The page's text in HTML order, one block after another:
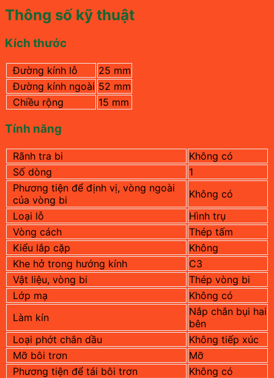
Thông số kỹ thuật
Kích thước
Đường kính lỗ
25 mm
Đường kính ngoài 52 mm
Chiều rộng
15 mm
Tính năng
Rãnh tra bi
Không có
Số dòng
1
Phương tiện để định vị, vòng ngoài
của vòng bi
Không có
Loại lỗ
Hình trụ
Vòng cách
Thép tấm
Kiểu lắp cặp
Không
Khe hở trong hướng kính
C3
Vật liệu, vòng bi
Thép vòng bi
Lớp mạ
Không có
Làm kín
Nắp chắn bụi hai
bên
Loại phớt chắn dầu
Không tiếp xúc
Mỡ bôi trơn
Mỡ
Phương tiện để tái bôi trơn
Không có